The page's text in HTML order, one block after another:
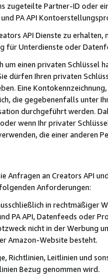
zugeteilte Partner-ID oder
PA API
API Dienste zu
für Unterdienste oder
um einen privaten
dürfen Ihren privaten
Eine
die gegebenenfalls unter
durchgeführt werden.
wenn Ihr privater
die einer anderen
Anfragen an Creators API
Anforderungen:
in rechtmäßiger
PA API, Datenfeeds oder
nicht in der Werbung
Amazon-Website besteht.
Richtlinien, Leitlinien und
Bezug genommen wird.